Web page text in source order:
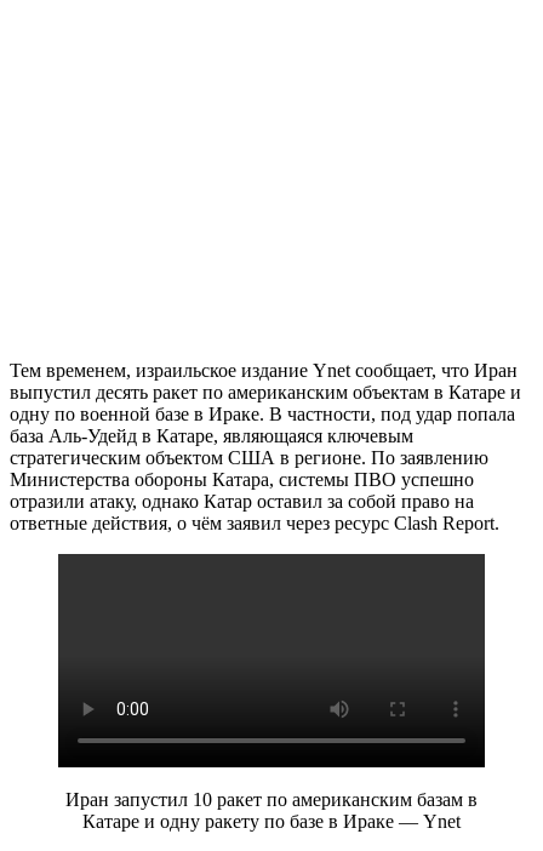
Тем временем, израильское издание Ynet сообщает, что Иран
выпустил десять ракет по американским объектам в Катаре и
одну по военной базе в Ираке. В частности, под удар попала
база Аль-Удейд в Катаре, являющаяся ключевым
стратегическим объектом США в регионе. По заявлению
Министерства обороны Катара, системы ПВО успешно
отразили атаку, однако Катар оставил за собой право на
ответные действия, о чём заявил через ресурс Clash Report.
Иран запустил 10 ракет по американским базам в
Катаре и одну ракету по базе в Ираке — Ynet